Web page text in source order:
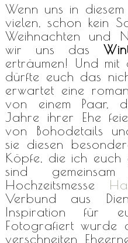
Wenn uns in
vielen, schon kein
Weihnachten und
wir uns das
erträumen! Und mit
dürfte euch das
erwartet eine
von einem Paar,
Jahre ihrer Ehe
von Bohodetails
sie diesen
Köpfe, die ich euch
sind
Hochzeitsmesse
Verbund aus
Inspiration für
Fotografiert wurde
verschneiten